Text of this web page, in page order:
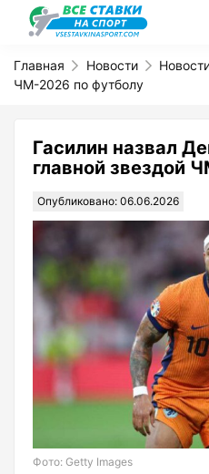
Главная Новости
ЧМ-2026 по футболу
Гасилин назвал
главной звездой
Опубликовано: 06.06.2026
Фото: Getty Images